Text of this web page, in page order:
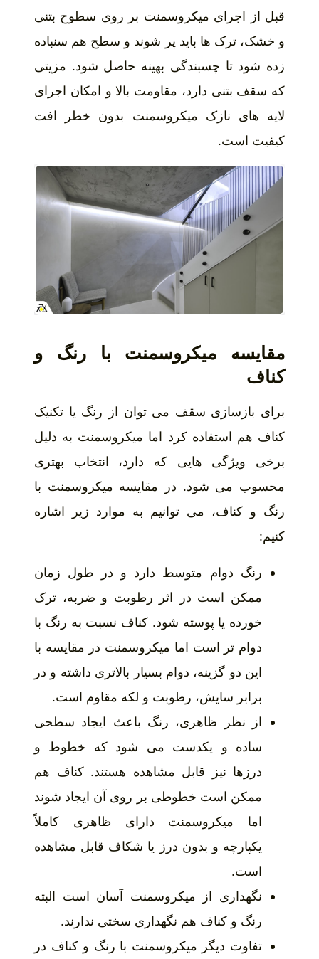
قبل از اجرای میکروسمنت بر روی سطوح بتنی
و خشک، ترک ها باید پر شوند و سطح هم سنباده
زده شود تا چسبندگی بهینه حاصل شود. مزیتی
که سقف بتنی دارد، مقاومت بالا و امکان اجرای
لایه های نازک میکروسمنت بدون خطر افت
کیفیت است.
مقایسه میکروسمنت با رنگ و
کناف
برای بازسازی سقف می توان از رنگ یا تکنیک
کناف هم استفاده کرد اما میکروسمنت به دلیل
برخی ویژگی هایی که دارد، انتخاب بهتری
محسوب می شود. در مقایسه میکروسمنت با
رنگ و کناف، می توانیم به موارد زیر اشاره
کنیم:
رنگ دوام متوسط دارد و در طول زمان
ممکن است در اثر رطوبت و ضربه، ترک
خورده یا پوسته شود. کناف نسبت به رنگ با
دوام تر است اما میکروسمنت در مقایسه با
این دو گزینه، دوام بسیار بالاتری داشته و در
برابر سایش، رطوبت و لکه مقاوم است.
از نظر ظاهری، رنگ باعث ایجاد سطحی
ساده و یکدست می شود که خطوط و
درزها نیز قابل مشاهده هستند. کناف هم
ممکن است خطوطی بر روی آن ایجاد شوند
اما میکروسمنت دارای ظاهری کاملاً
یکپارچه و بدون درز یا شکاف قابل مشاهده
است.
نگهداری از میکروسمنت آسان است البته
رنگ و کناف هم نگهداری سختی ندارند.
تفاوت دیگر میکروسمنت با رنگ و کناف در